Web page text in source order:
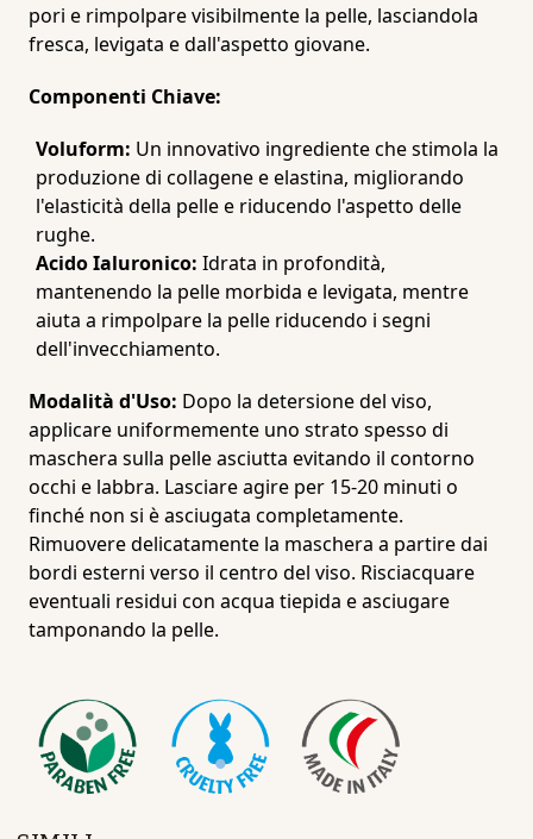
pori e rimpolpare visibilmente la pelle, lasciandola
fresca, levigata e dall'aspetto giovane.
Componenti Chiave:
Voluform: Un innovativo ingrediente che stimola la
produzione di collagene e elastina, migliorando
l'elasticità della pelle e riducendo l'aspetto delle
rughe.
Acido Ialuronico: Idrata in profondità,
mantenendo la pelle morbida e levigata, mentre
aiuta a rimpolpare la pelle riducendo i segni
dell'invecchiamento.
Modalità d'Uso: Dopo la detersione del viso,
applicare uniformemente uno strato spesso di
maschera sulla pelle asciutta evitando il contorno
occhi e labbra. Lasciare agire per 15-20 minuti o
finché non si è asciugata completamente.
Rimuovere delicatamente la maschera a partire dai
bordi esterni verso il centro del viso. Risciacquare
eventuali residui con acqua tiepida e asciugare
tamponando la pelle.